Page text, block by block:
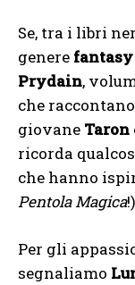
Se, tra i libri
genere fantasy
Prydain,
che
giovane Taron
ricorda
che hanno
Pentola Magica
Per gli
segnaliamo